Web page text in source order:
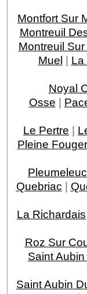
Montfort Sur
Montreuil
Montreuil Sur
Muel | La
Noyal
Osse |
Le Pertre |
Pleine
Pleumeleuc
Quebriac |
La Richardais
Roz Sur
Saint
Saint Aubin